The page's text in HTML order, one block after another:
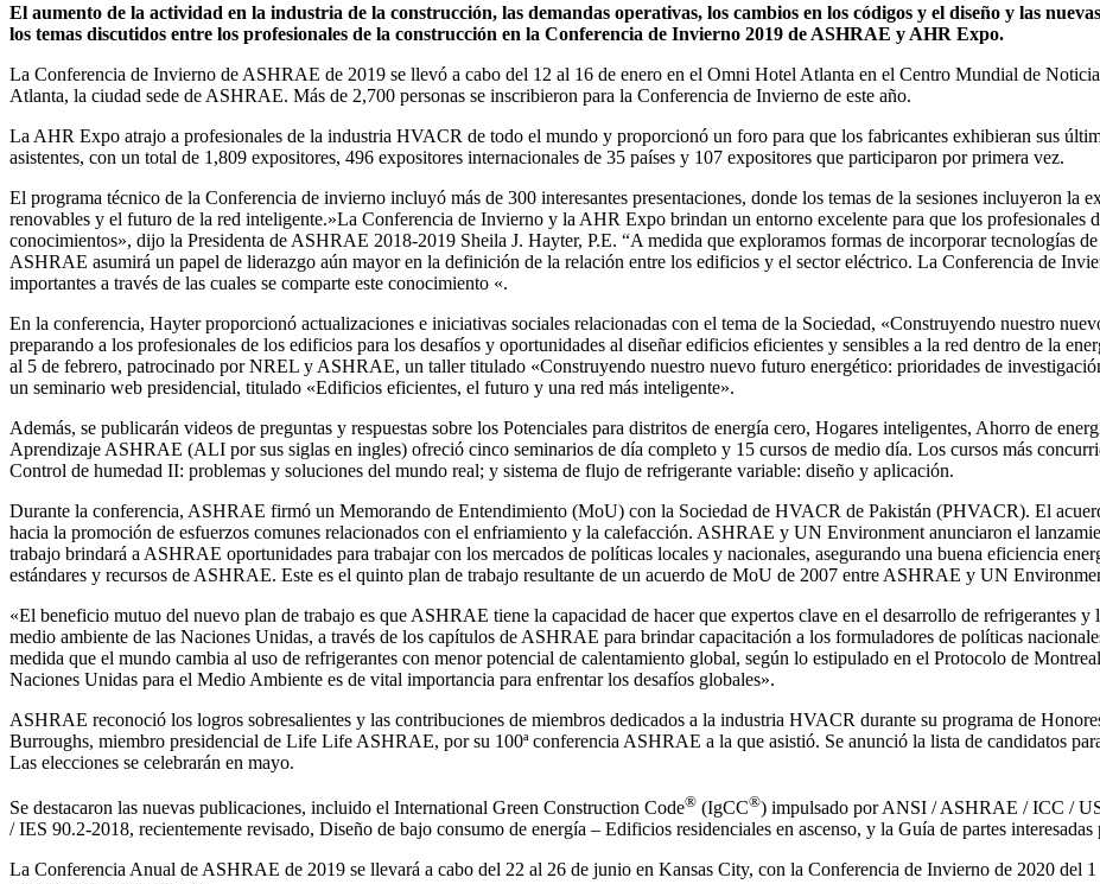
El aumento de la actividad en la industria de la construcción, las demandas operativas, los cambios en los códigos y el diseño y las
los temas discutidos entre los profesionales de la construcción en la Conferencia de Invierno 2019 de ASHRAE y AHR Expo.
La Conferencia de Invierno de ASHRAE de 2019 se llevó a cabo del 12 al 16 de enero en el Omni Hotel Atlanta en el Centro Mundial de
Atlanta, la ciudad sede de ASHRAE. Más de 2,700 personas se inscribieron para la Conferencia de Invierno de este año.
La AHR Expo atrajo a profesionales de la industria HVACR de todo el mundo y proporcionó un foro para que los fabricantes exhibieran sus
asistentes, con un total de 1,809 expositores, 496 expositores internacionales de 35 países y 107 expositores que participaron por primera vez.
El programa técnico de la Conferencia de invierno incluyó más de 300 interesantes presentaciones, donde los temas de la sesiones incluyeron la
renovables y el futuro de la red inteligente.»La Conferencia de Invierno y la AHR Expo brindan un entorno excelente para que los profesionales
conocimientos», dijo la Presidenta de ASHRAE 2018-2019 Sheila J. Hayter, P.E. “A medida que exploramos formas de incorporar tecnologías
ASHRAE asumirá un papel de liderazgo aún mayor en la definición de la relación entre los edificios y el sector eléctrico. La Conferencia de
importantes a través de las cuales se comparte este conocimiento «.
En la conferencia, Hayter proporcionó actualizaciones e iniciativas sociales relacionadas con el tema de la Sociedad, «Construyendo nuestro
preparando a los profesionales de los edificios para los desafíos y oportunidades al diseñar edificios eficientes y sensibles a la red dentro de la
al 5 de febrero, patrocinado por NREL y ASHRAE, un taller titulado «Construyendo nuestro nuevo futuro energético: prioridades de
un seminario web presidencial, titulado «Edificios eficientes, el futuro y una red más inteligente».
Además, se publicarán videos de preguntas y respuestas sobre los Potenciales para distritos de energía cero, Hogares inteligentes, Ahorro de
Aprendizaje ASHRAE (ALI por sus siglas en ingles) ofreció cinco seminarios de día completo y 15 cursos de medio día. Los cursos más
Control de humedad II: problemas y soluciones del mundo real; y sistema de flujo de refrigerante variable: diseño y aplicación.
Durante la conferencia, ASHRAE firmó un Memorando de Entendimiento (MoU) con la Sociedad de HVACR de Pakistán (PHVACR). El
hacia la promoción de esfuerzos comunes relacionados con el enfriamiento y la calefacción. ASHRAE y UN Environment anunciaron el
trabajo brindará a ASHRAE oportunidades para trabajar con los mercados de políticas locales y nacionales, asegurando una buena eficiencia
estándares y recursos de ASHRAE. Este es el quinto plan de trabajo resultante de un acuerdo de MoU de 2007 entre ASHRAE y UN
«El beneficio mutuo del nuevo plan de trabajo es que ASHRAE tiene la capacidad de hacer que expertos clave en el desarrollo de refrigerantes
medio ambiente de las Naciones Unidas, a través de los capítulos de ASHRAE para brindar capacitación a los formuladores de políticas
medida que el mundo cambia al uso de refrigerantes con menor potencial de calentamiento global, según lo estipulado en el Protocolo de
Naciones Unidas para el Medio Ambiente es de vital importancia para enfrentar los desafíos globales».
ASHRAE reconoció los logros sobresalientes y las contribuciones de miembros dedicados a la industria HVACR durante su programa de
Burroughs, miembro presidencial de Life Life ASHRAE, por su 100ª conferencia ASHRAE a la que asistió. Se anunció la lista de candidatos
Las elecciones se celebrarán en mayo.
Se destacaron las nuevas publicaciones, incluido el International Green Construction Code® (IgCC®) impulsado por ANSI / ASHRAE / ICC /
/ IES 90.2-2018, recientemente revisado, Diseño de bajo consumo de energía – Edificios residenciales en ascenso, y la Guía de partes
La Conferencia Anual de ASHRAE de 2019 se llevará a cabo del 22 al 26 de junio en Kansas City, con la Conferencia de Invierno de 2020 del